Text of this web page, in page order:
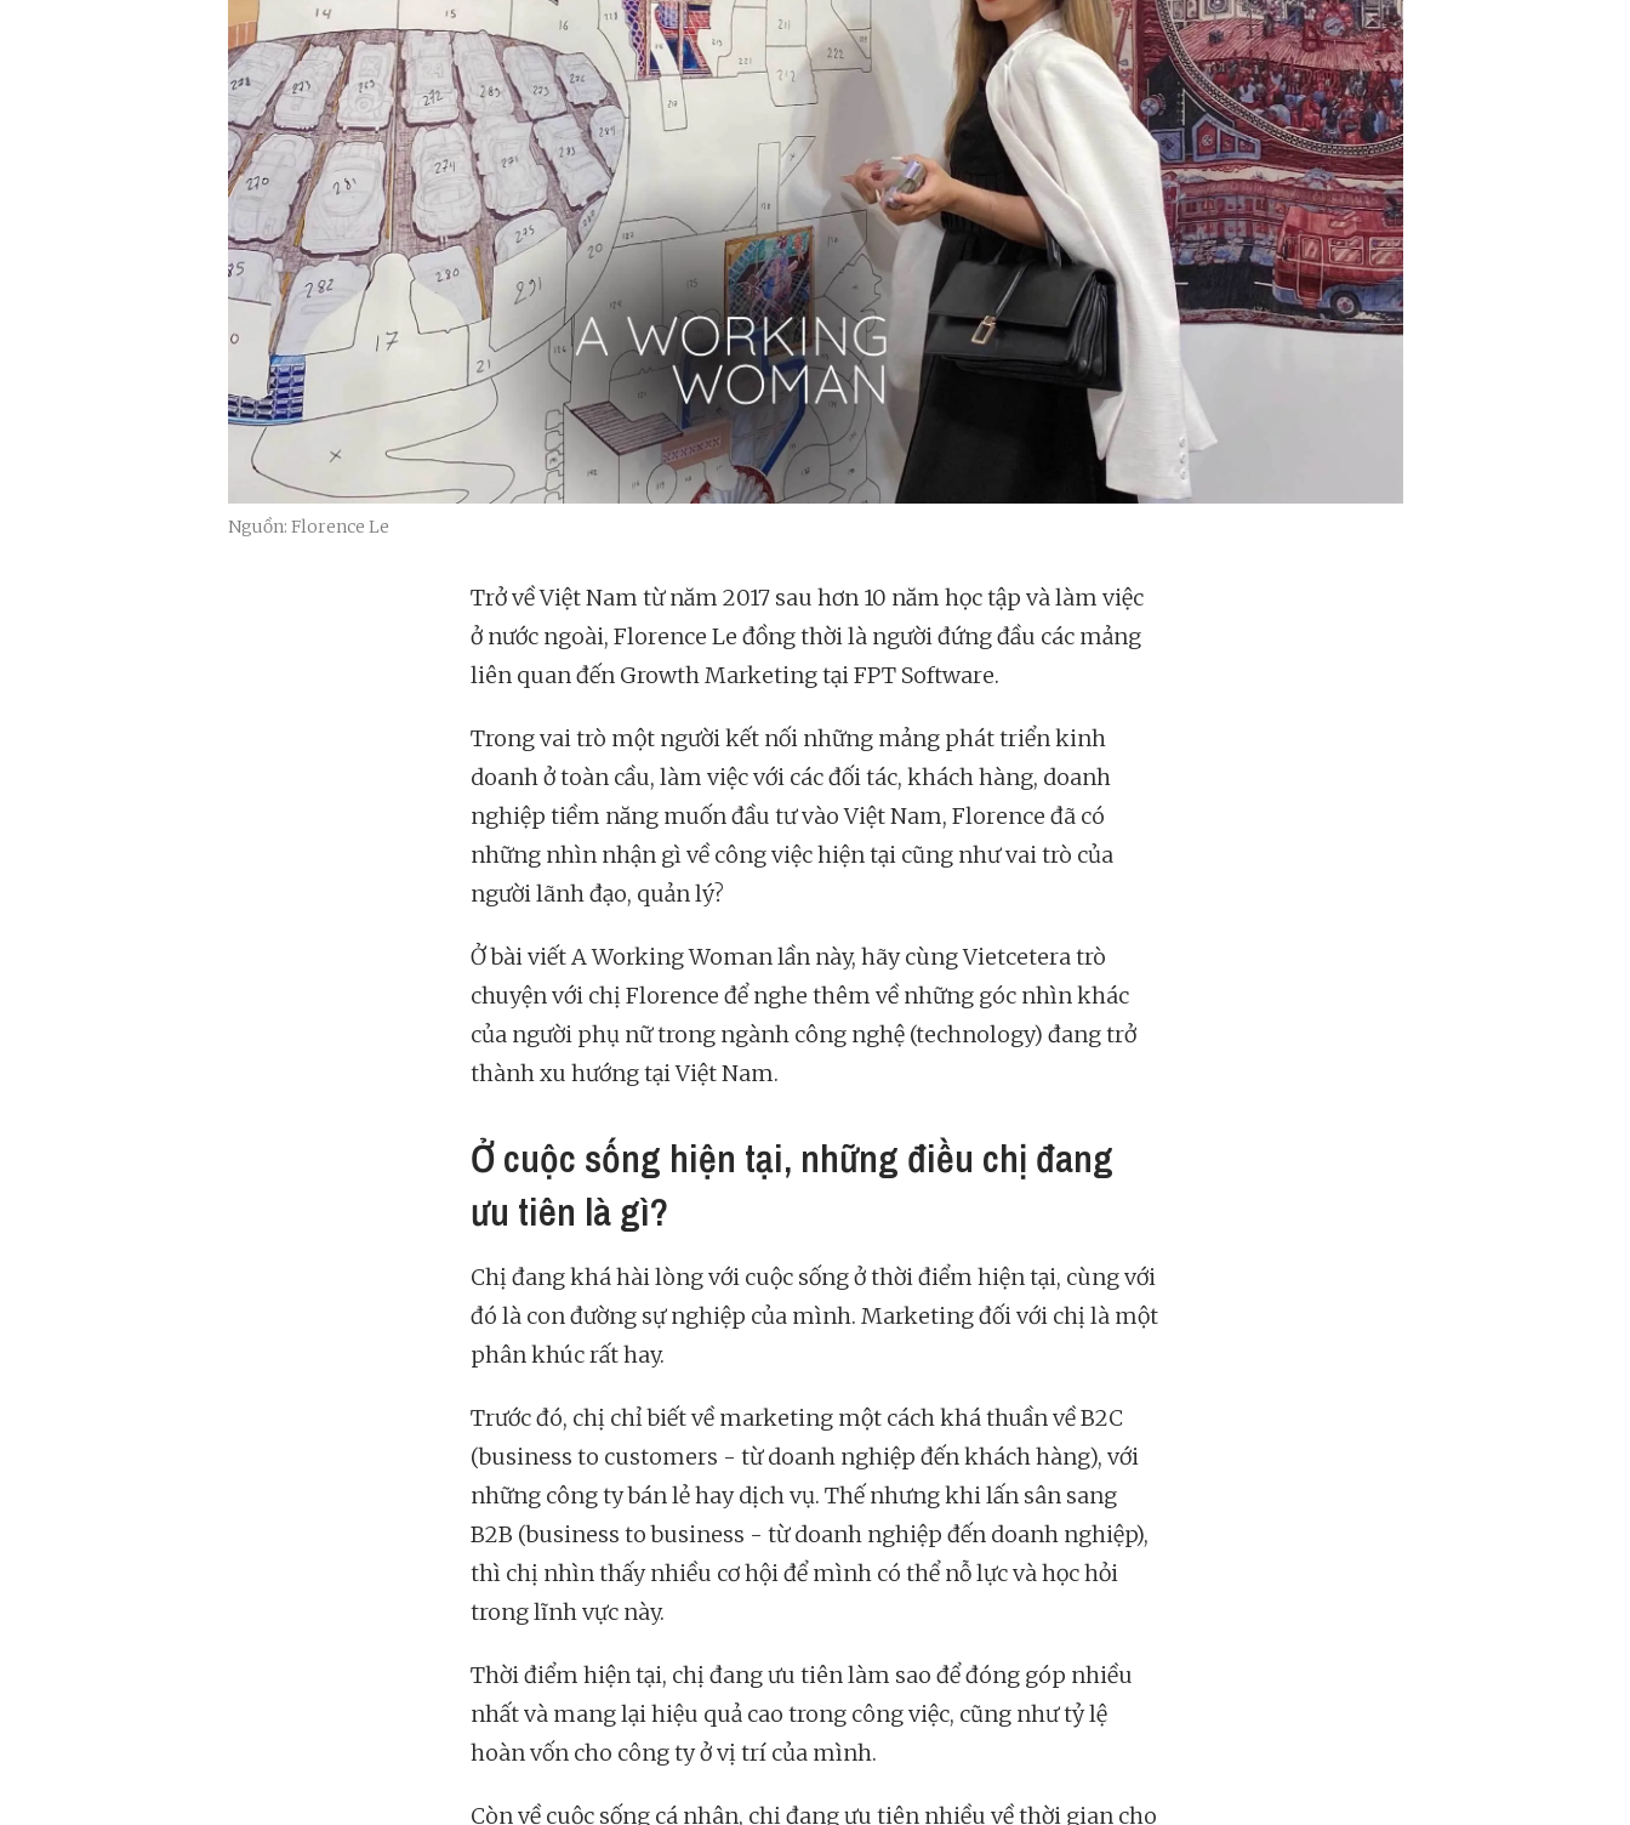
Nguồn: Florence Le
Trở về Việt Nam từ năm 2017 sau hơn 10 năm học tập và làm việc
ở nước ngoài, Florence Le đồng thời là người đứng đầu các mảng
liên quan đến Growth Marketing tại FPT Software.
Trong vai trò một người kết nối những mảng phát triển kinh
doanh ở toàn cầu, làm việc với các đối tác, khách hàng, doanh
nghiệp tiềm năng muốn đầu tư vào Việt Nam, Florence đã có
những nhìn nhận gì về công việc hiện tại cũng như vai trò của
người lãnh đạo, quản lý?
Ở bài viết A Working Woman lần này, hãy cùng Vietcetera trò
chuyện với chị Florence để nghe thêm về những góc nhìn khác
của người phụ nữ trong ngành công nghệ (technology) đang trở
thành xu hướng tại Việt Nam.
Ở cuộc sống hiện tại, những điều chị đang
ưu tiên là gì?
Chị đang khá hài lòng với cuộc sống ở thời điểm hiện tại, cùng với
đó là con đường sự nghiệp của mình. Marketing đối với chị là một
phân khúc rất hay.
Trước đó, chị chỉ biết về marketing một cách khá thuần về B2C
(business to customers - từ doanh nghiệp đến khách hàng), với
những công ty bán lẻ hay dịch vụ. Thế nhưng khi lấn sân sang
B2B (business to business - từ doanh nghiệp đến doanh nghiệp),
thì chị nhìn thấy nhiều cơ hội để mình có thể nỗ lực và học hỏi
trong lĩnh vực này.
Thời điểm hiện tại, chị đang ưu tiên làm sao để đóng góp nhiều
nhất và mang lại hiệu quả cao trong công việc, cũng như tỷ lệ
hoàn vốn cho công ty ở vị trí của mình.
Còn về cuộc sống cá nhân, chị đang ưu tiên nhiều về thời gian cho